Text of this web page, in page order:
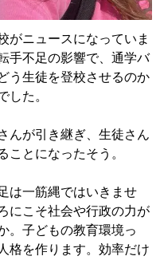
ニュースになっていま
手不足の影響で、通学バ
う生徒を登校させるのか
した。
んが引き継ぎ、生徒さん
ことになったそう。
は一筋縄ではいきませ
にこそ社会や行政の力が
。子どもの教育環境っ
格を作ります。効率だけ